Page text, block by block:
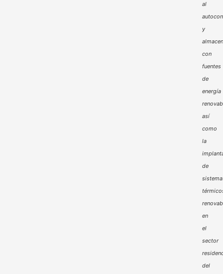
al
y
con
fuentes
de
energía
así
como
la
de
en
el
sector
del